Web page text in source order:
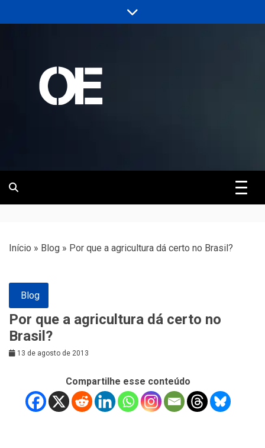
to
Revista | O
Empreiteiro
Início » Blog » Por que a agricultura dá certo no Brasil?
Blog
Por que a agricultura dá certo no
Brasil?
13 de agosto de 2013
Compartilhe esse conteúdo